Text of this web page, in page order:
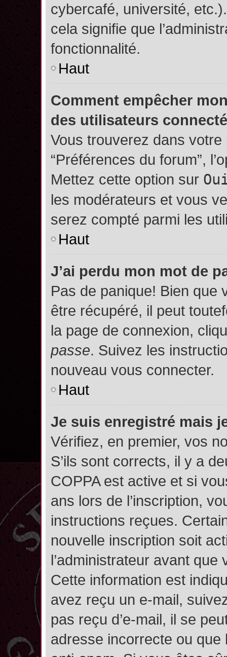
cybercafé, université,
cela signifie que
fonctionnalité.
Haut
Comment empêcher
des utilisateurs
Vous trouverez dans votre
“Préférences du forum”,
Mettez cette option sur
les modérateurs et vous
serez compté parmi les
Haut
J’ai perdu mon mot de
Pas de panique! Bien que
être récupéré, il peut
la page de connexion,
passe. Suivez les
nouveau vous connecter.
Haut
Je suis enregistré mais
Vérifiez, en premier, vos
S’ils sont corrects, il y a
COPPA est active et si
ans lors de l’inscription,
instructions reçues.
nouvelle inscription soit
l’administrateur avant
Cette information est
avez reçu un e-mail,
pas reçu d’e-mail, il se
adresse incorrecte ou que